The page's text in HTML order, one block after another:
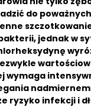
do
jednak w
wymaga
ryzyko infekcji i